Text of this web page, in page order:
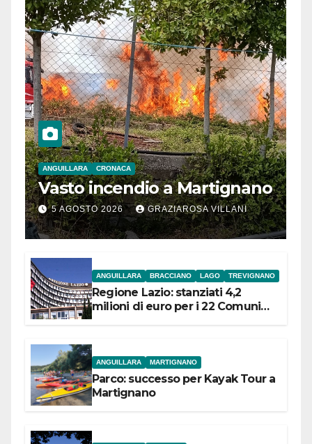
ANGUILLARA CRONACA
Vasto incendio a Martignano
5 AGOSTO 2026 GRAZIAROSA VILLANI
ANGUILLARA BRACCIANO LAGO TREVIGNANO
Regione Lazio: stanziati 4,2
milioni di euro per i 22 Comuni
ANGUILLARA MARTIGNANO
Parco: successo per Kayak Tour a
Martignano